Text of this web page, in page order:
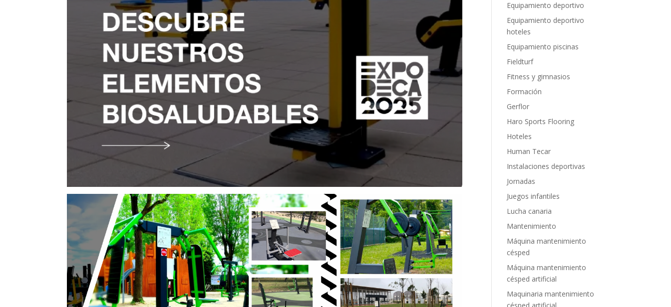
Equipamiento deportivo
Equipamiento deportivo
hoteles
Equipamiento piscinas
Fieldturf
Fitness y gimnasios
Formación
Gerflor
Haro Sports Flooring
Hoteles
Human Tecar
Instalaciones deportivas
Jornadas
Juegos infantiles
Lucha canaria
Mantenimiento
Máquina mantenimiento
césped
Máquina mantenimiento
césped artificial
Maquinaria mantenimiento